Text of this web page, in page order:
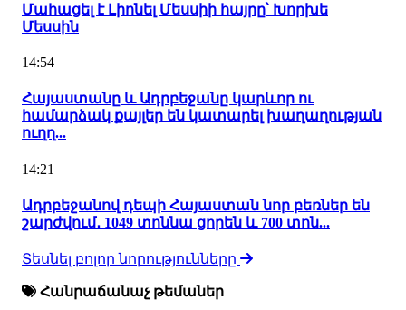
Մահացել է Լիոնել Մեսսիի հայրը՝ Խորխե
Մեսսին
14:54
Հայաստանը և Ադրբեջանը կարևոր ու
համարձակ քայլեր են կատարել խաղաղության
ուղղ...
14:21
Ադրբեջանով դեպի Հայաստան նոր բեռներ են
շարժվում․ 1049 տոննա ցորեն և 700 տոն...
Տեսնել բոլոր նորությունները
Հանրաճանաչ թեմաներ